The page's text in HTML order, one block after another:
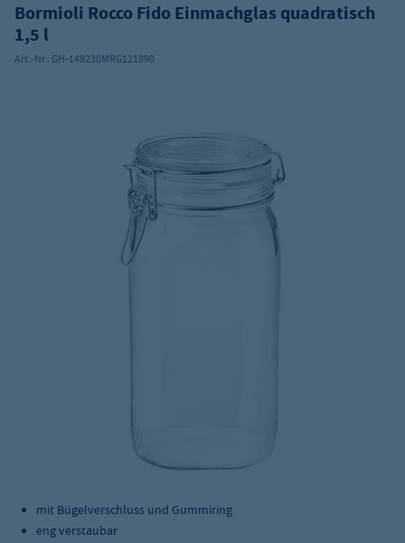
Bormioli Rocco Fido Einmachglas quadratisch
1,5 l
Art.-Nr.: GH-149230MRG121990
mit Bügelverschluss und Gummiring
eng verstaubar